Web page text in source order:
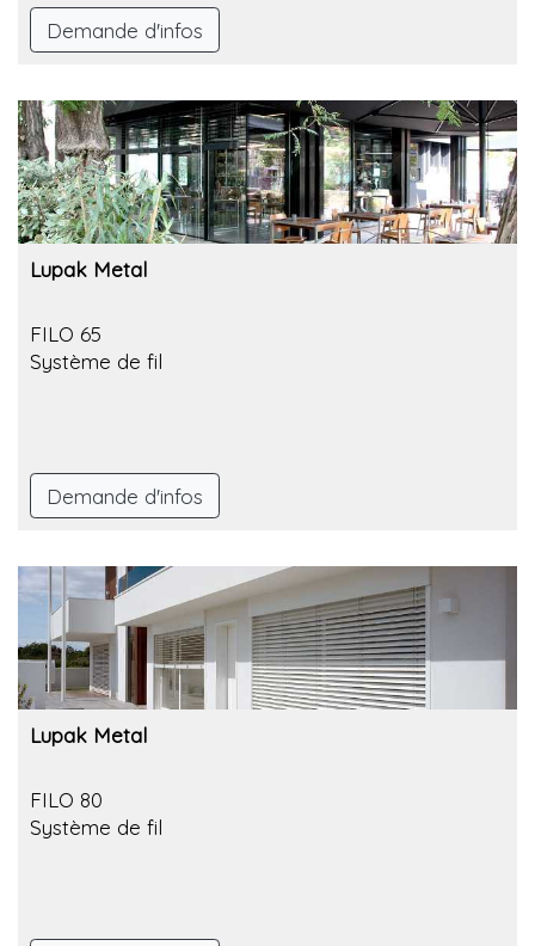
Demande d'infos
Lupak Metal
FILO 65
Système de fil
Demande d'infos
Lupak Metal
FILO 80
Système de fil